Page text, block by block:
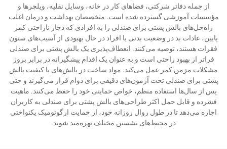
از جمله دفاتر شرکتی، فضاهای کار در خانه، وسایل نقلیه، ویلچرها و
مؤسسات آموزشی گسترده شده است. متخصصان بهداشت و درمان اغلب
راه‌حل‌های بالش پشتی برای صندلی را به افرادی که دچار ناراحتی کمر
پایین، عادات بد در وضعیت بدنی یا افراد در حال بهبودی از آسیب‌های ستون
فقرات هستند، توصیه می‌کنند. انعطاف‌پذیری یک بالش پشتی برای صندلی
فراتر از بهبود راحتی است و به عنوان یک اقدام پیشگیرانه در برابر بروز
مشکلات مزمن کمر عمل می‌کند. مواد ساخت در بالش‌های با کیفیت بالش
پشتی برای صندلی تحت آزمون‌های دقیقی برای دوام قرار می‌گیرند و حتی
پس از سال‌ها استفاده منظم، خواص حمایتی خود را حفظ می‌کنند. ماهیت
فشرده و قابل حمل اکثر طراحی‌های بالش پشتی برای صندلی به کاربران
اجازه می‌دهد تا در طول روال روزانه خود، از حمایت ارگونومیک یکنواختی
در محیط‌های نشستن مختلف بهره‌مند شوند.